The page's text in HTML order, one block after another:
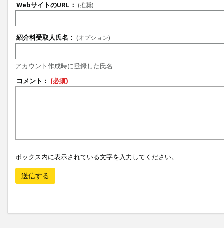
WebサイトのURL： (推奨)
紹介料受取人氏名： (オプション)
アカウント作成時に登録した氏名
コメント： (必須)
ボックス内に表示されている文字を入力してください。
送信する